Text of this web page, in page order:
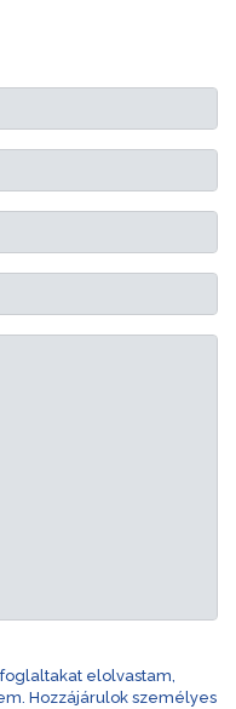
elolvastam,
Hozzájárulok személyes